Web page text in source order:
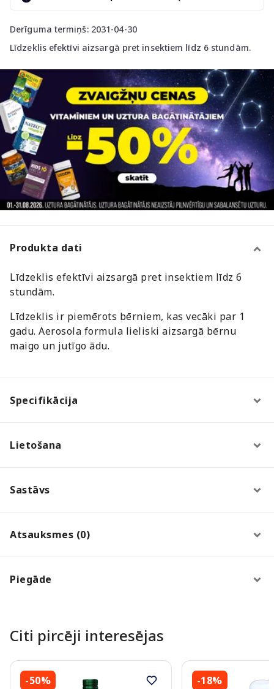
Derīguma termiņš: 2031-04-30
Līdzeklis efektīvi aizsargā pret insektiem līdz 6 stundām.
Produkta dati
Līdzeklis efektīvi aizsargā pret insektiem līdz 6
stundām.
Līdzeklis ir piemērots bērniem, kas vecāki par 1
gadu. Aerosola formula lieliski aizsargā bērnu
maigo un jutīgo ādu.
Specifikācija
Lietošana
Sastāvs
Atsauksmes (0)
Piegāde
Citi pircēji interesējas
-50% -18%